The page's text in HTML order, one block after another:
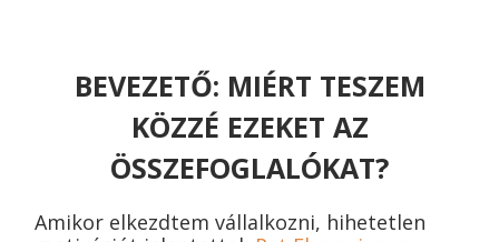
BEVEZETŐ: MIÉRT TESZEM
KÖZZÉ EZEKET AZ
ÖSSZEFOGLALÓKAT?
Amikor elkezdtem vállalkozni, hihetetlen